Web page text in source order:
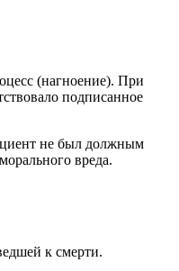
(нагноение). При
подписанное
не был должным
вреда.
к смерти.